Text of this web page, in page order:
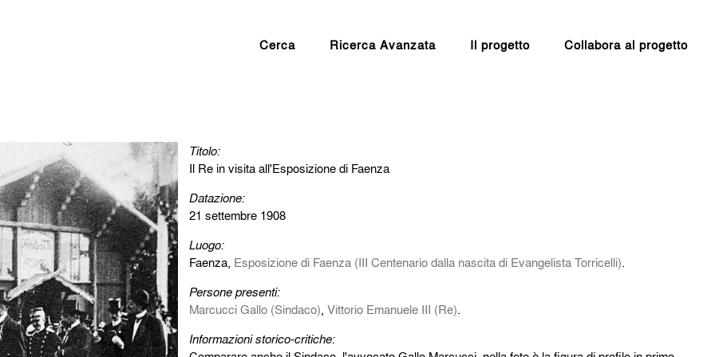
Cerca Ricerca Avanzata Il progetto Collabora al progetto
Titolo:
Il Re in visita all'Esposizione di Faenza
Datazione:
21 settembre 1908
Luogo:
Faenza, Esposizione di Faenza (III Centenario dalla nascita di Evangelista Torricelli).
Persone presenti:
Marcucci Gallo (Sindaco), Vittorio Emanuele III (Re).
Informazioni storico-critiche: